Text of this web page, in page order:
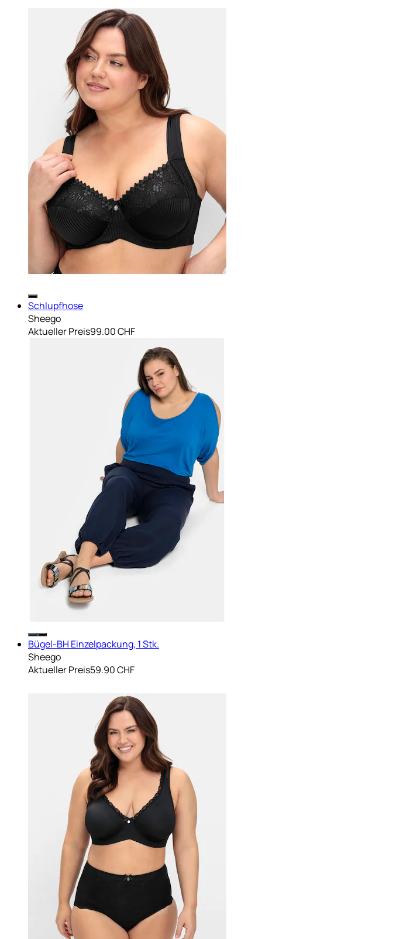
Schlupfhose
Sheego
Aktueller Preis99.00 CHF
Bügel-BH Einzelpackung, 1 Stk.
Sheego
Aktueller Preis59.90 CHF